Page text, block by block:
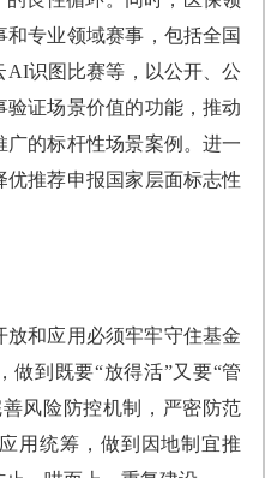
专业领域赛事，包括全国
AI识图比赛等，以公开、公
证场景价值的功能，推动
的标杆性场景案例。进一
推荐申报国家层面标志性
放和应用必须牢牢守住基金
做到既要“放得活”又要“管
风险防控机制，严密防范
用统筹，做到因地制宜推